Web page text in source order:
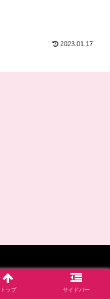
2023.01.17
策講座_公式ブログ.
トップ サイドバー